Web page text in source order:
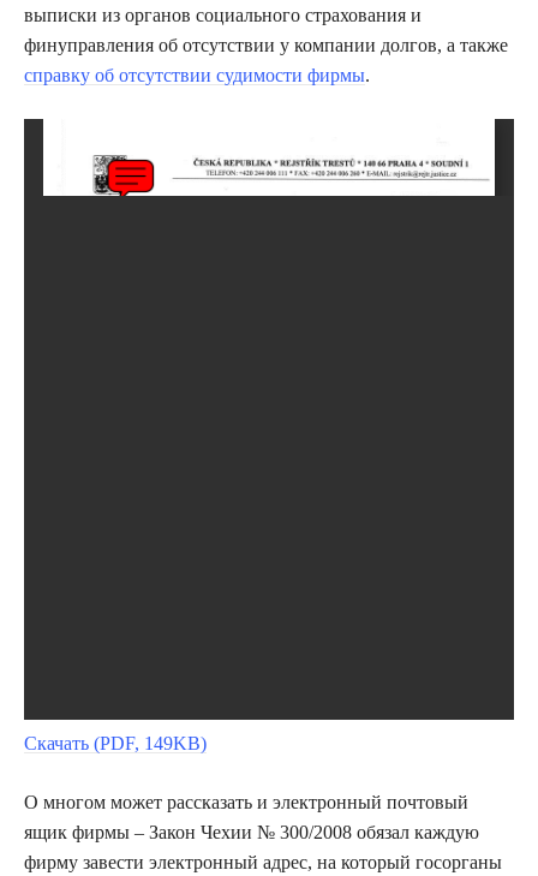
выписки из органов социального страхования и
финуправления об отсутствии у компании долгов, а также
справку об отсутствии судимости фирмы.
Скачать (PDF, 149KB)
О многом может рассказать и электронный почтовый
ящик фирмы – Закон Чехии № 300/2008 обязал каждую
фирму завести электронный адрес, на который госорганы